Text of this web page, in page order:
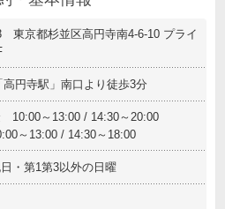
東京都杉並区高円寺南4-6-10 プライ
円寺駅」南口より徒歩3分
10:00～13:00 / 14:30～20:00
～13:00 / 14:30～18:00
・第1第3以外の日曜